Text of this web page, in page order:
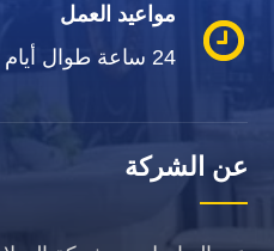
مواعيد العمل
24 ساعة طوال أيام الأسبوع
عن الشركة